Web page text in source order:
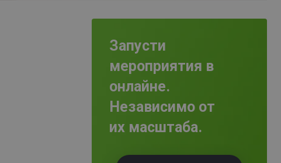
Запусти
мероприятия в
онлайне.
Независимо от
их масштаба.